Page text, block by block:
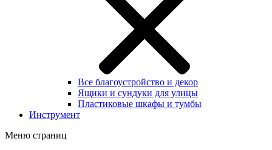
Все благоустройство и декор
Ящики и сундуки для улицы
Пластиковые шкафы и тумбы
Инструмент
Меню страниц